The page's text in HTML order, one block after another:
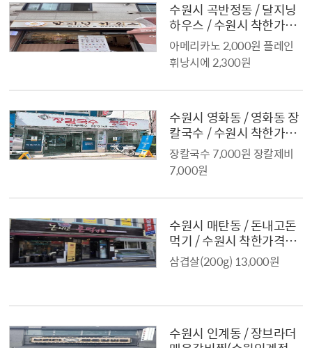
수원시 곡반정동 / 달지닝
하우스 / 수원시 착한가격
업소
아메리카노 2,000원 플레인
휘낭시에 2,300원
수원시 영화동 / 영화동 장
칼국수 / 수원시 착한가격
업소
장칼국수 7,000원 장칼제비
7,000원
수원시 매탄동 / 돈내고돈
먹기 / 수원시 착한가격업
소
삼겹살(200g) 13,000원
수원시 인계동 / 장브라더